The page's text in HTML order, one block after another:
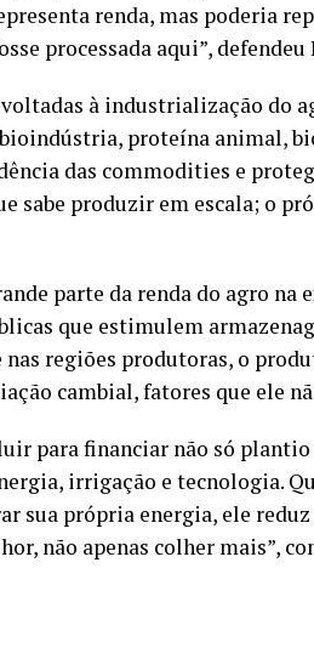
renda, mas poderia
processada aqui”, defendeu
à industrialização do
proteína animal,
das commodities e
sabe produzir em escala; o
parte da renda do agro na
que estimulem
nas regiões produtoras, o
cambial, fatores que ele
para financiar não só plantio
irrigação e tecnologia.
sua própria energia, ele
não apenas colher mais”,